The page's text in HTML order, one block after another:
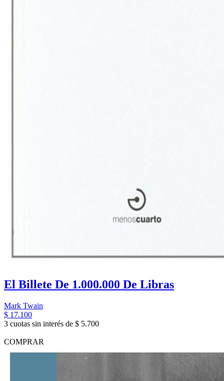
El Billete De 1.000.000 De Libras
Mark Twain
$ 17.100
3 cuotas sin interés de $ 5.700
COMPRAR